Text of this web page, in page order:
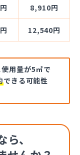
8,910円
12,540円
用量が5㎥で
できる可能性
、